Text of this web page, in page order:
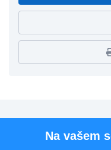
Pro uchazečeNa vašem